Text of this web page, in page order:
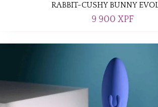
RABBIT-CUSHY BUNNY
9 900 XPF